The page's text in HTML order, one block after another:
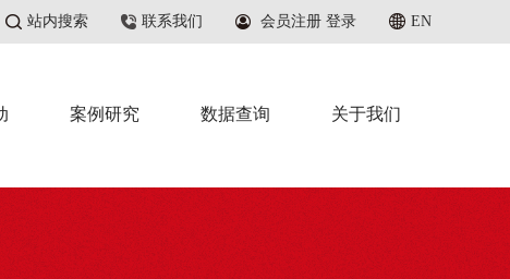
站内搜索 联系我们 会员注册 登录 EN
案例研究 数据查询 关于我们